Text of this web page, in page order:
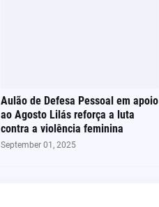
Aulão de Defesa Pessoal em apoio
ao Agosto Lilás reforça a luta
contra a violência feminina
September 01, 2025